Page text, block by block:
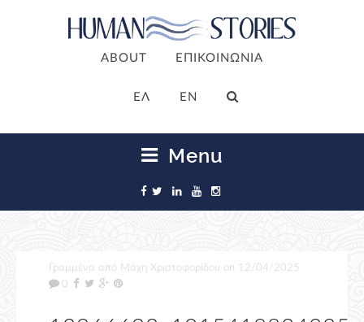
ABOUT ΕΠΙΚΟΙΝΩΝΙΑ
ΕΛ EN
Menu
Γραμμένα από Μάχη Χριστοφορίδου on 12/04/2025
0